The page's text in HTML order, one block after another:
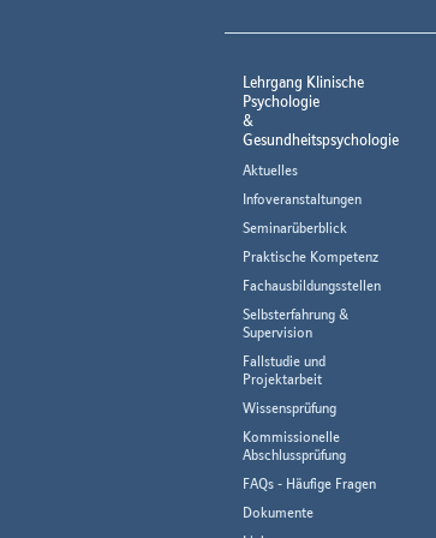
Lehrgang Klinische
Psychologie
&
Gesundheitspsychologie
Aktuelles
Infoveranstaltungen
Seminarüberblick
Praktische Kompetenz
Fachausbildungsstellen
Selbsterfahrung &
Supervision
Fallstudie und
Projektarbeit
Wissensprüfung
Kommissionelle
Abschlussprüfung
FAQs - Häufige Fragen
Dokumente